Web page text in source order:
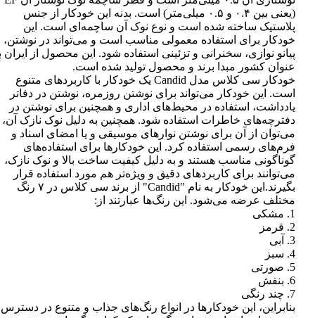
(یعنی بین ۰.۴ و ۰.۵ میلی‌متر) است. بدنه این خودکار از جنس
پلاستیک ساخته شده است و نوع نوک آن ساچمه‌ای است. این
خودکار برای استفاده معمولی مناسب است و می‌تواند در نوشتن،
پیانو نوازی، سخنرانی و تزئینی استفاده شود. این محصول از ایران
عنوان کشور مبدا برند و محصول تولید شده است.
خودکار سی کلاس مدل Candid یک خودکار با کاربردهای متنوع
است. این خودکار می‌تواند برای نوشتن روزمره، نوشتن در دفاتر
یادداشت، استفاده در محیط‌های اداری و همچنین برای نوشتن در
دفترچه‌های خاطرات استفاده شود. همچنین به دلیل نوک نازک آن،
می‌توان از آن برای نوشتن نوارهای موسیقی و یا امضای اسناد و
فرم‌های رسمی استفاده کرد. این خودکارها برای استفاده‌های
گوناگونی مناسب هستند و به دلیل کیفیت ساخت بالا و نوک نازک،
می‌توانند برای کاربردهای دقیق و ویژه‌تر هم مورد استفاده قرار
بگیرند.این خودکار به نام "Candid" از برند سی کلاس در ۷ رنگ
مختلف عرضه می‌شود. این رنگ‌ها عبارتند از:
1. مشکی
2. قرمز
3. آبی
4. سبز
5. صورتی
6. بنفش
7. چند رنگی
بنابراین، این خودکارها در انواع رنگ‌های جذاب و متنوع در دسترس